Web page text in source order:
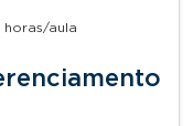
horas/aula